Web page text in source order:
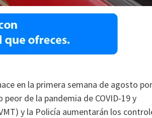
en la primera semana de agosto por
de la pandemia de COVID-19 y
y la Policía aumentarán los